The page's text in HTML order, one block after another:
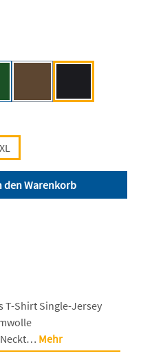
gewünschten Wert
den Warenkorb
T-Shirt Single-Jersey
Neckt… Mehr